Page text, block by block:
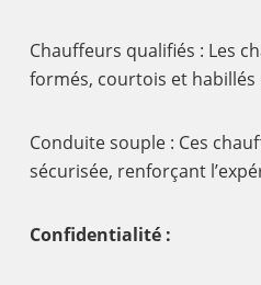
Chauffeurs qualifiés : Les
formés, courtois et
Conduite souple : Ces
sécurisée, renforçant
Confidentialité :